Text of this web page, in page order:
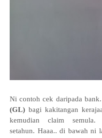
Ni contoh cek daripada
(GL) bagi kakitangan
kemudian claim
setahun. Haaa.. di bawah ni